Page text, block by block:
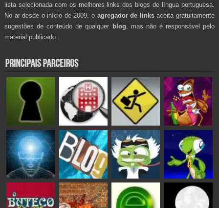
lista selecionada com os melhores links dos blogs de língua portuguesa.
No ar desde o início de 2009, o agregador de linksaceita gratuitamente
sugestões de conteúdo de qualquer blog , mas não é responsável pelo
material publicado.